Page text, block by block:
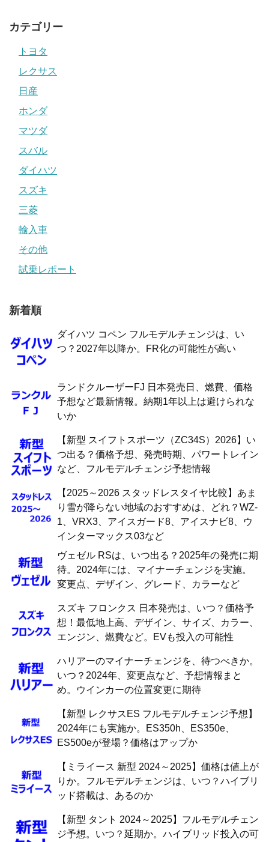
カテゴリー
トヨタ
レクサス
日産
ホンダ
マツダ
スバル
ダイハツ
スズキ
三菱
輸入車
その他
試乗レポート
新着順
ダイハツ コペン フルモデルチェンジは、い
つ？2027年以降か。FR化の可能性が高い
ランドクルーザーFJ 日本発売日、燃費、価格
予想など最新情報。納期1年以上は避けられな
いか
【新型 スイフトスポーツ（ZC34S）2026】い
つ出る？価格予想、発売時期、パワートレイン
など、フルモデルチェンジ予想情報
【2025～2026 スタッドレスタイヤ比較】あま
り雪が降らない地域のおすすめは、どれ？WZ-
1、VRX3、アイスガード8、アイスナビ8、ウ
インターマックス03など
ヴェゼル RSは、いつ出る？2025年の発売に期
待。2024年には、マイナーチェンジを実施。
変更点、デザイン、グレード、カラーなど
スズキ フロンクス 日本発売は、いつ？価格予
想！最低地上高、デザイン、サイズ、カラー、
エンジン、燃費など。EVも投入の可能性
ハリアーのマイナーチェンジを、待つべきか。
いつ？2024年、変更点など、予想情報まと
め。ウインカーの位置変更に期待
【新型 レクサスES フルモデルチェンジ予想】
2024年にも実施か。ES350h、ES350e、
ES500eが登場？価格はアップか
【ミライース 新型 2024～2025】価格は値上が
りか。フルモデルチェンジは、いつ？ハイブリ
ッド搭載は、あるのか
【新型 タント 2024～2025】フルモデルチェン
ジ予想。いつ？延期か。ハイブリッド投入の可